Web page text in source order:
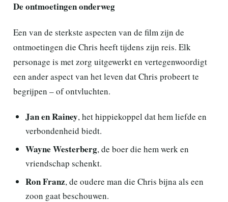
De ontmoetingen onderweg
Een van de sterkste aspecten van de film zijn de
ontmoetingen die Chris heeft tijdens zijn reis. Elk
personage is met zorg uitgewerkt en vertegenwoordigt
een ander aspect van het leven dat Chris probeert te
begrijpen – of ontvluchten.
Jan en Rainey, het hippiekoppel dat hem liefde en
verbondenheid biedt.
Wayne Westerberg, de boer die hem werk en
vriendschap schenkt.
Ron Franz, de oudere man die Chris bijna als een
zoon gaat beschouwen.